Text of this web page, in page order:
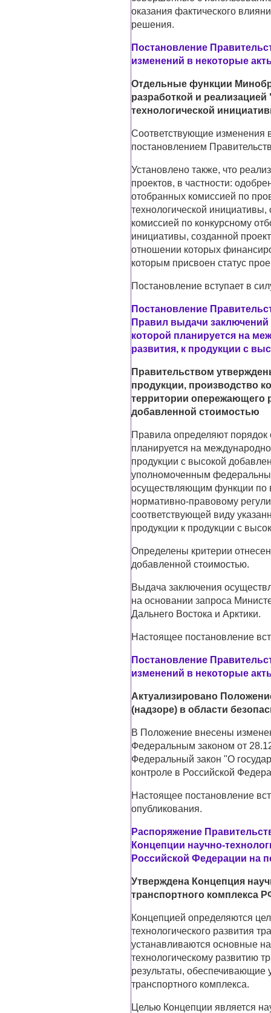
оказания фактического
решения.
Постановление
изменений в некоторые
Отдельные функции
разработкой и
технологической
Соответствующие изменения
постановлением
Установлено также, что
проектов, в частности:
отобранных комиссией по
технологической
комиссией по конкурсному
инициативы, созданной
отношении которых
которым присвоен статус
Постановление вступает в
Постановление
Правил выдачи
которой планируется на
развития, к продукции с
Правительством
продукции, производство
территории опережающего
добавленной стоимостью
Правила определяют порядок
планируется на
продукции с высокой
уполномоченным
осуществляющим функции по
нормативно-правовому
соответствующей виду
продукции к продукции с
Определены критерии
добавленной стоимостью.
Выдача заключения
на основании запроса
Дальнего Востока и Арктики.
Настоящее постановление
Постановление
изменений в некоторые
Актуализировано
(надзоре) в области
В Положение внесены
Федеральным законом от
Федеральный закон "О
контроле в Российской
Настоящее постановление
опубликования.
Распоряжение
Концепции научно-
Российской Федерации на
Утверждена Концепция
транспортного комплекса
Концепцией определяются
технологического развития
устанавливаются основные
технологическому развитию
результаты, обеспечивающие
транспортного комплекса.
Целью Концепции является